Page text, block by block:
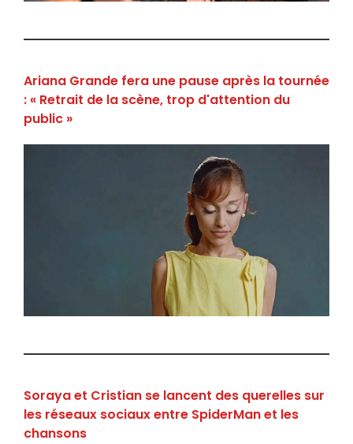
Ariana Grande fera une pause après la tournée
: « Retrait de la scène, trop d'attention du
public »
Soraya et Cristian se lancent des querelles sur
les réseaux sociaux entre SpiderMan et les
chansons